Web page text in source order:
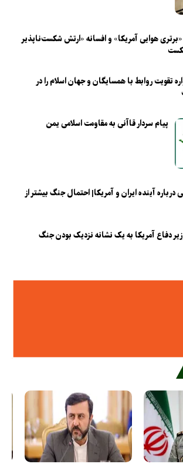
هوایی آمریکا» و افسانه «ارتش شکست‌ناپذیر
تقویت روابط با همسایگان و جهان اسلام را در
پیام سردار قاآنی به مقاومت اسلامی یمن
آینده ایران و آمریکا| احتمال جنگ بیشتر از
دفاع آمریکا به یک نشانه نزدیک بودن جنگ